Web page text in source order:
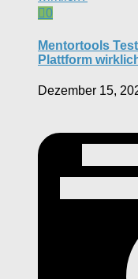
0
Mentortools
Plattform
Dezember 15,